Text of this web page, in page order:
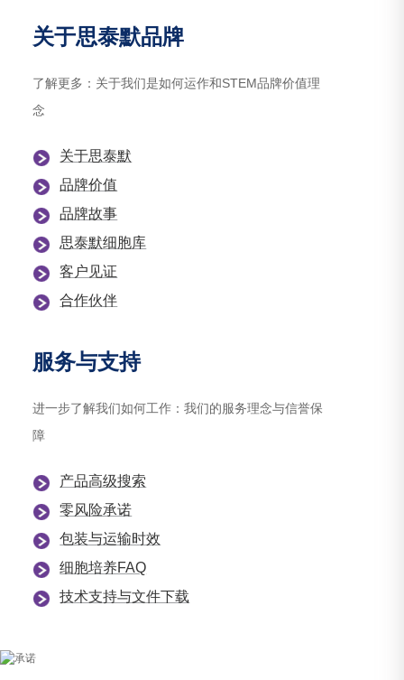
关于思泰默品牌
了解更多：关于我们是如何运作和STEM品牌价值理
念
关于思泰默
品牌价值
品牌故事
思泰默细胞库
客户见证
合作伙伴
服务与支持
进一步了解我们如何工作：我们的服务理念与信誉保
障
产品高级搜索
零风险承诺
包装与运输时效
细胞培养FAQ
技术支持与文件下载